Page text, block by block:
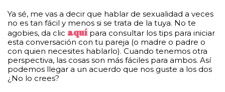
Ya sé, me vas a decir que hablar de sexualidad a veces
no es tan fácil y menos si se trata de la tuya. No te
agobies, da clic aquí para consultar los tips para iniciar
esta conversación con tu pareja (o madre o padre o
con quien necesites hablarlo). Cuando tenemos otra
perspectiva, las cosas son más fáciles para ambos. Así
podemos llegar a un acuerdo que nos guste a los dos
¿No lo crees?